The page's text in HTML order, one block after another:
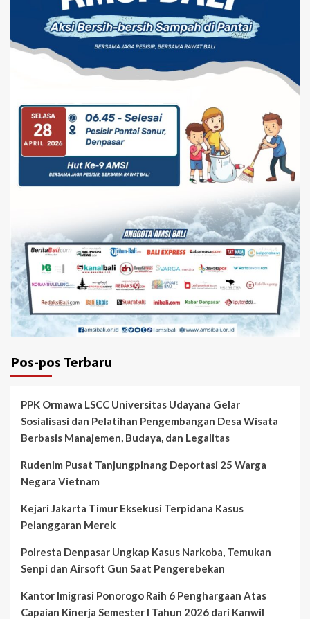
Pos-pos Terbaru
PPK Ormawa LSCC Universitas Udayana Gelar
Sosialisasi dan Pelatihan Pengembangan Desa Wisata
Berbasis Manajemen, Budaya, dan Legalitas
Rudenim Pusat Tanjungpinang Deportasi 25 Warga
Negara Vietnam
Kejari Jakarta Timur Eksekusi Terpidana Kasus
Pelanggaran Merek
Polresta Denpasar Ungkap Kasus Narkoba, Temukan
Senpi dan Airsoft Gun Saat Pengerebekan
Kantor Imigrasi Ponorogo Raih 6 Penghargaan Atas
Capaian Kinerja Semester I Tahun 2026 dari Kanwil